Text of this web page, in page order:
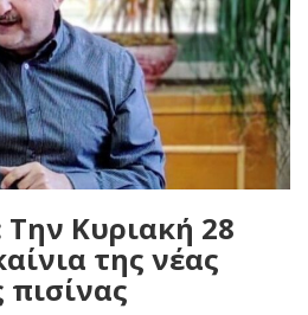
Την Κυριακή 28
της νέας